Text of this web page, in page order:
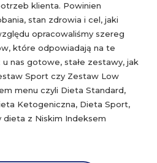
klienta. Powinien
stan zdrowia i cel, jaki
opracowaliśmy szereg
które odpowiadają na te
nas gotowe, stałe zestawy, jak
Sport czy Zestaw Low
menu czyli Dieta Standard,
Ketogeniczna, Dieta Sport,
dieta z Niskim Indeksem